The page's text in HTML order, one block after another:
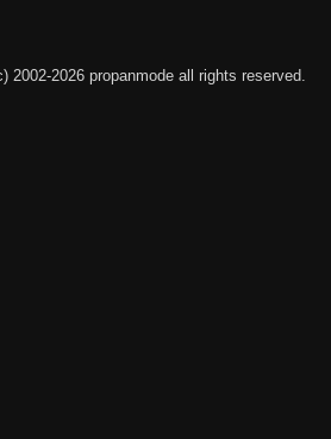
2002-2026 propanmode all rights reserved.